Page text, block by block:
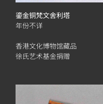
鎏金铜梵文舍利塔
年份不详
香港文化博物馆藏品
徐氏艺术基金捐赠